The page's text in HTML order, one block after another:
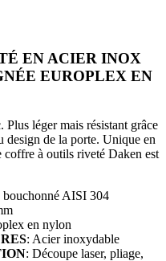
EN ACIER INOX
EUROPLEX EN
léger mais résistant grâce
design de la porte. Unique en
coffre à outils riveté Daken est
AISI 304
en nylon
: Acier inoxydable
: Découpe laser, pliage,